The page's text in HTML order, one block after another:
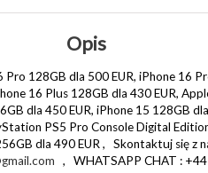
Opis
128GB dla 500 EUR, iPhone 16
16 Plus 128GB dla 430 EUR,
dla 450 EUR, iPhone 15 128GB
PS5 Pro Console Digital
dla 490 EUR , Skontaktuj się z
, WHATSAPP CHAT :